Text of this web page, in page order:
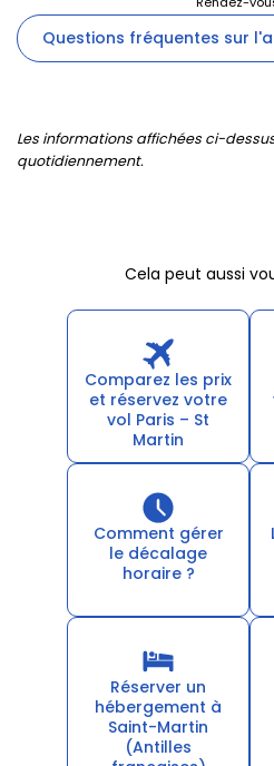
Questions fréquentes sur
Les informations affichées ci-
quotidiennement.
Cela peut aussi
Comparez les prix
et réservez votre
vol Paris – St
Martin
Comment gérer
le décalage
horaire ?
Réserver un
hébergement à
Saint-Martin
(Antilles